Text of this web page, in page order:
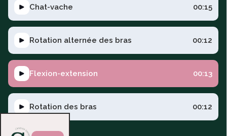
Chat-vache 00:15
Rotation alternée des bras 00:12
Flexion-extension 00:13
Rotation des bras 00:12